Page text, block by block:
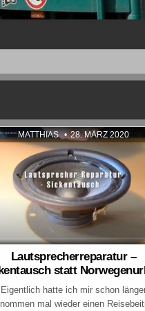
AUTHOR:
MATTHIAS PUBLISHED DATE:
28. MÄRZ 2020
Lautsprecherreparatur –
statt
Eigentlich hatte ich mir schon
mal wieder einen